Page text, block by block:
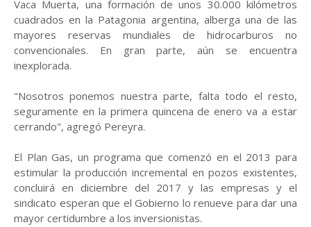
Vaca Muerta, una formación de unos 30.000 kilómetros
cuadrados en la Patagonia argentina, alberga una de las
mayores reservas mundiales de hidrocarburos no
convencionales. En gran parte, aún se encuentra
inexplorada.
"Nosotros ponemos nuestra parte, falta todo el resto,
seguramente en la primera quincena de enero va a estar
cerrando", agregó Pereyra.
El Plan Gas, un programa que comenzó en el 2013 para
estimular la producción incremental en pozos existentes,
concluirá en diciembre del 2017 y las empresas y el
sindicato esperan que el Gobierno lo renueve para dar una
mayor certidumbre a los inversionistas.